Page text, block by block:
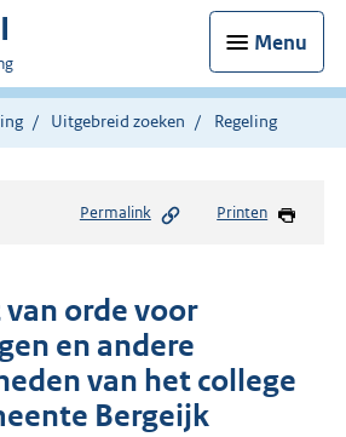
Menu
Uitgebreid zoeken Regeling
Permalink Printen
orde voor
en andere
van het college
Bergeijk